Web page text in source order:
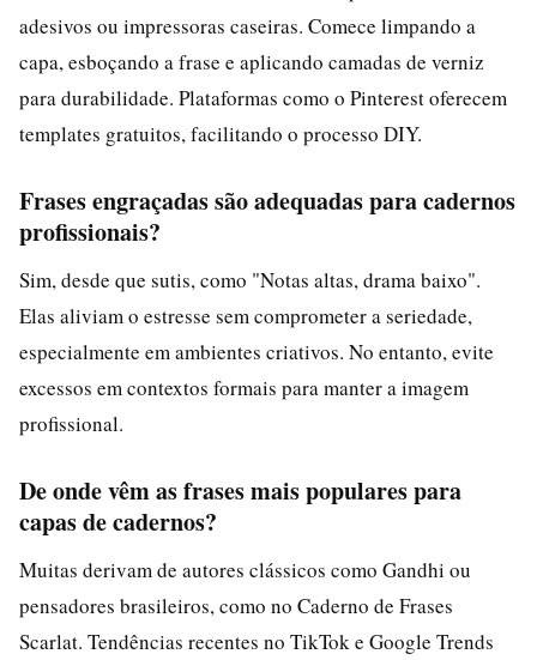
adesivos ou impressoras caseiras. Comece limpando a
capa, esboçando a frase e aplicando camadas de verniz
para durabilidade. Plataformas como o Pinterest oferecem
templates gratuitos, facilitando o processo DIY.
Frases engraçadas são adequadas para cadernos
profissionais?
Sim, desde que sutis, como "Notas altas, drama baixo".
Elas aliviam o estresse sem comprometer a seriedade,
especialmente em ambientes criativos. No entanto, evite
excessos em contextos formais para manter a imagem
profissional.
De onde vêm as frases mais populares para
capas de cadernos?
Muitas derivam de autores clássicos como Gandhi ou
pensadores brasileiros, como no Caderno de Frases
Scarlat. Tendências recentes no TikTok e Google Trends